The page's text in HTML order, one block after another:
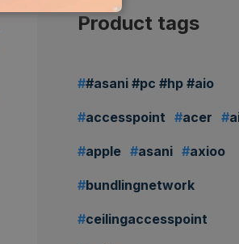
Product tags
#asani #pc #hp #aio
accesspoint acer
apple asani axioo
bundlingnetwork
ceilingaccesspoint